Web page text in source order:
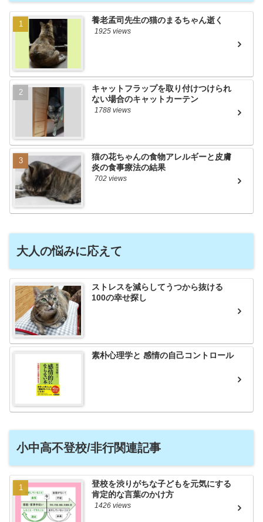
養老孟司先生の猫のまるちゃん逝く
1925 views
キャットフラップを取り付けつけられ
ない場合のキャットカーテン
1788 views
猫の花ちゃんの食物アレルギーと皮膚
炎の食事療法の結果
702 views
大人の悩みに応えて
ストレスを減らしてうつから抜ける
100の幸せ探し
素朴心理学と 感情の自己コントロール
小中高不登校/非行関連記事
登校を渋りがちな子どもを元気にする
肯定的な言葉のかけ方
1426 views